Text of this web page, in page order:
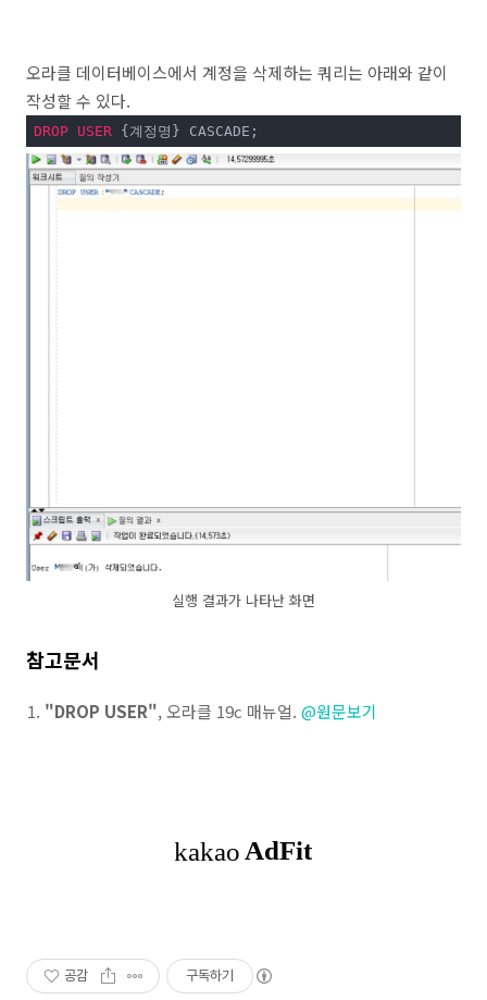
오라클 데이터베이스에서 계정을 삭제하는 쿼리는 아래와 같이
작성할 수 있다.
DROP USER {계정명} CASCADE;
실행 결과가 나타난 화면
참고문서
"DROP USER", 오라클 19c 매뉴얼. @원문보기
공감 구독하기